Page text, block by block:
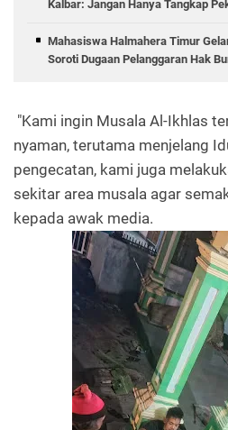
Kalbar: Jangan Hanya Tangkap
Mahasiswa Halmahera Timur
Soroti Dugaan Pelanggaran Hak
"Kami ingin Musala Al-Ikhlas
nyaman, terutama menjelang
pengecatan, kami juga
sekitar area musala agar
kepada awak media.